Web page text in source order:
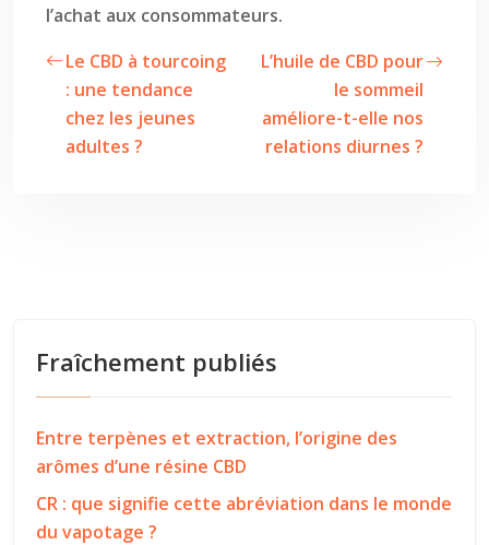
l’achat aux consommateurs.
Le CBD à tourcoing
: une tendance
chez les jeunes
adultes ?
L’huile de CBD pour
le sommeil
améliore-t-elle nos
relations diurnes ?
Fraîchement publiés
Entre terpènes et extraction, l’origine des
arômes d’une résine CBD
CR : que signifie cette abréviation dans le monde
du vapotage ?